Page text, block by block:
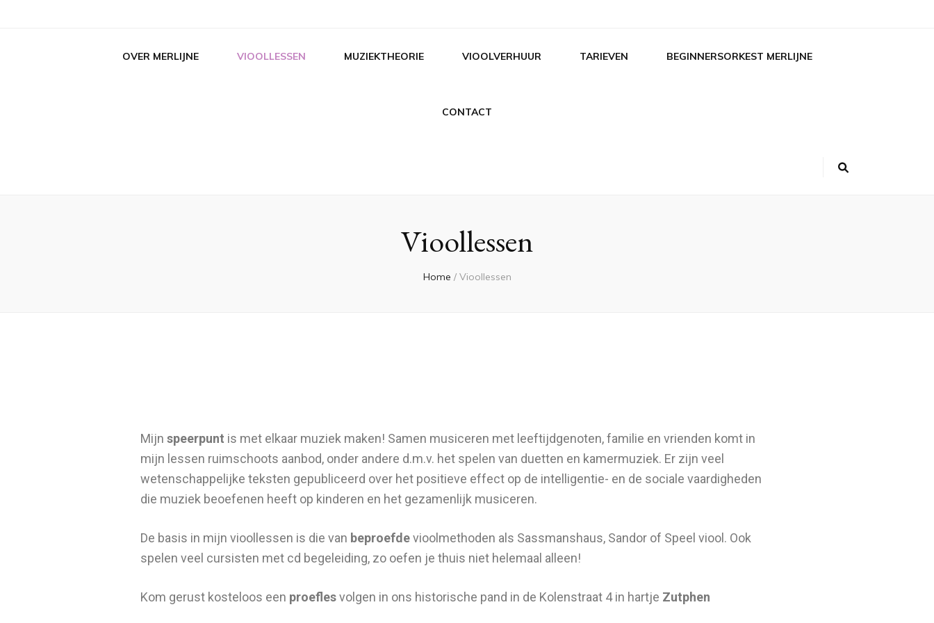
OVER MERLIJNE VIOOLLESSEN MUZIEKTHEORIE VIOOLVERHUUR TARIEVEN BEGINNERSORKEST MERLIJNE
CONTACT
Vioollessen
Home / Vioollessen
Mijn speerpunt is met elkaar muziek maken! Samen musiceren met leeftijdgenoten, familie en vrienden komt in
mijn lessen ruimschoots aanbod, onder andere d.m.v. het spelen van duetten en kamermuziek. Er zijn veel
wetenschappelijke teksten gepubliceerd over het positieve effect op de intelligentie- en de sociale vaardigheden
die muziek beoefenen heeft op kinderen en het gezamenlijk musiceren.
De basis in mijn vioollessen is die van beproefdevioolmethoden als Sassmanshaus, Sandor of Speel viool. Ook
spelen veel cursisten met cd begeleiding, zo oefen je thuis niet helemaal alleen!
Kom gerust kosteloos een proeflesvolgen in ons historische pand in de Kolenstraat 4 in hartje Zutphen